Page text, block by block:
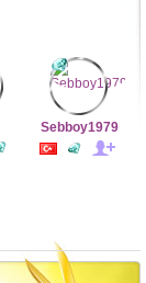
Sebboy1979